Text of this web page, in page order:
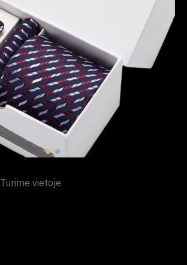
Turime vietoje